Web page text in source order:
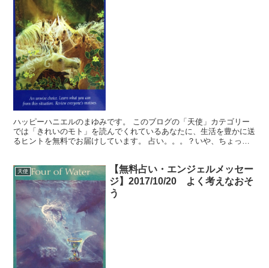
ハッピーハニエルのまゆみです。 このブログの「天使」カテゴリー
では「きれいのモト」を読んでくれているあなたに、生活を豊かに送
るヒントを無料でお届けしています。 占い。。。？いや、ちょっと
天使
【無料占い・エンジェルメッセー
ジ】2017/10/20 よく考えなおそ
う